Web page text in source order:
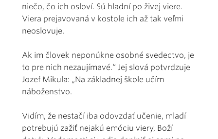
niečo, čo ich osloví. Sú hladní po živej viere.
Viera prejavovaná v kostole ich až tak veľmi
neoslovuje.
Ak im človek neponúkne osobné svedectvo, je
to pre nich nezaujímavé.“ Jej slová potvrdzuje
Jozef Mikula: „Na základnej škole učím
náboženstvo.
Vidím, že nestačí iba odovzdať učenie, mladí
potrebujú zažiť nejakú emóciu viery, Boží